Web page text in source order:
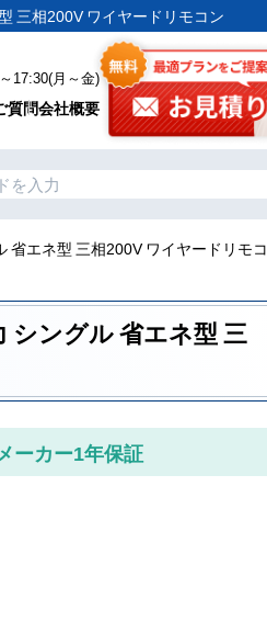
三相200V ワイヤードリモコン
17:30(月～金)
質問会社概要
省エネ型 三相200V ワイヤードリモコ
シングル 省エネ型 三
ーカー1年保証